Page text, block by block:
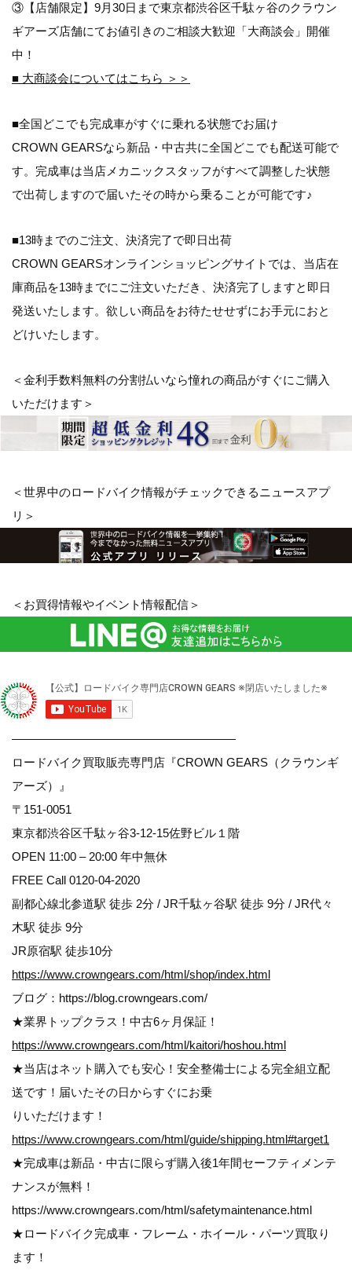
③【店舗限定】9月30日まで東京都渋谷区千駄ヶ谷のクラウン
ギアーズ店舗にてお値引きのご相談大歓迎「大商談会」開催
中！
■ 大商談会についてはこちら ＞＞
■全国どこでも完成車がすぐに乗れる状態でお届け
CROWN GEARSなら新品・中古共に全国どこでも配送可能で
す。完成車は当店メカニックスタッフがすべて調整した状態
で出荷しますので届いたその時から乗ることが可能です♪
■13時までのご注文、決済完了で即日出荷
CROWN GEARSオンラインショッピングサイトでは、当店在
庫商品を13時までにご注文いただき、決済完了しますと即日
発送いたします。欲しい商品をお待たせせずにお手元におと
どけいたします。
＜金利手数料無料の分割払いなら憧れの商品がすぐにご購入
いただけます＞
＜世界中のロードバイク情報がチェックできるニュースアプ
リ＞
＜お買得情報やイベント情報配信＞
———————————————————
ロードバイク買取販売専門店『CROWN GEARS（クラウンギ
アーズ）』
〒151-0051
東京都渋谷区千駄ヶ谷3-12-15佐野ビル１階
OPEN 11:00 – 20:00 年中無休
FREE Call 0120-04-2020
副都心線北参道駅 徒歩 2分 / JR千駄ヶ谷駅 徒歩 9分 / JR代々
木駅 徒歩 9分
JR原宿駅 徒歩10分
https://www.crowngears.com/html/shop/index.html
ブログ：https://blog.crowngears.com/
★業界トップクラス！中古6ヶ月保証！
https://www.crowngears.com/html/kaitori/hoshou.html
★当店はネット購入でも安心！安全整備士による完全組立配
送です！届いたその日からすぐにお乗
りいただけます！
https://www.crowngears.com/html/guide/shipping.html#target1
★完成車は新品・中古に限らず購入後1年間セーフティメンテ
ナンスが無料！
https://www.crowngears.com/html/safetymaintenance.html
★ロードバイク完成車・フレーム・ホイール・パーツ買取り
ます！